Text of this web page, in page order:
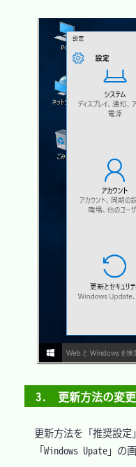
3.　更新方法の変更
更新方法を「推奨設定
「Windows Upate」の